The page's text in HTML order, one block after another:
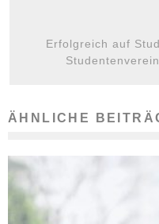
Erfolgreich auf
ÄHNLICHE